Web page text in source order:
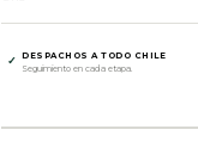
✓ DESPACHOS A TODO CHILE
Seguimiento en cada etapa.